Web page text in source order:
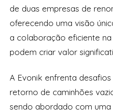
de duas empresas de
oferecendo uma visão
a colaboração eficiente
podem criar valor
A Evonik enfrenta
retorno de caminhões
sendo abordado com